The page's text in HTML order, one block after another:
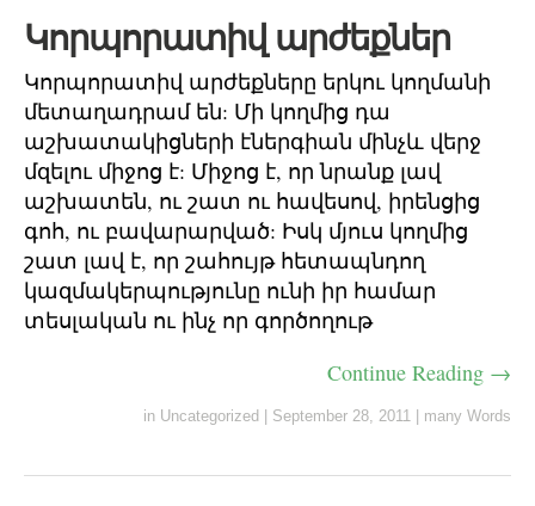
Կորպորատիվ արժեքներ
Կորպորատիվ արժեքները երկու կողմանի
մետաղադրամ են: Մի կողմից դա
աշխատակիցների էներգիան մինչև վերջ
մզելու միջոց է: Միջոց է, որ նրանք լավ
աշխատեն, ու շատ ու հավեսով, իրենցից
գոհ, ու բավարարված: Իսկ մյուս կողմից
շատ լավ է, որ շահույթ հետապնդող
կազմակերպությունը ունի իր համար
տեսլական ու ինչ որ գործողութ
Continue Reading →
in Uncategorized September 28, 2011 many Words